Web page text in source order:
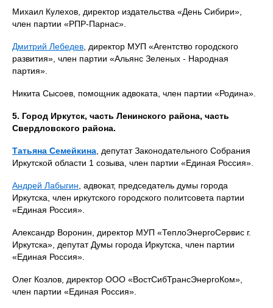
Михаил Кулехов, директор издательства «День Сибири»,
член партии «РПР-Парнас».
Дмитрий Лебедев , директор МУП «Агентство городского
развития», член партии «Альянс Зеленых - Народная
партия».
Никита Сысоев, помощник адвоката, член партии «Родина».
5. Город Иркутск, часть Ленинского района, часть
Свердловского района.
Татьяна Семейкина , депутат Законодательного Собрания
Иркутской области 1 созыва, член партии «Единая Россия».
Андрей Лабыгин , адвокат, председатель думы города
Иркутска, член иркутского городского политсовета партии
«Единая Россия».
Александр Воронин, директор МУП «ТеплоЭнергоСервис г.
Иркутска», депутат Думы города Иркутска, член партии
«Единая Россия».
Олег Козлов, директор ООО «ВостСибТрансЭнергоКом»,
член партии «Единая Россия».